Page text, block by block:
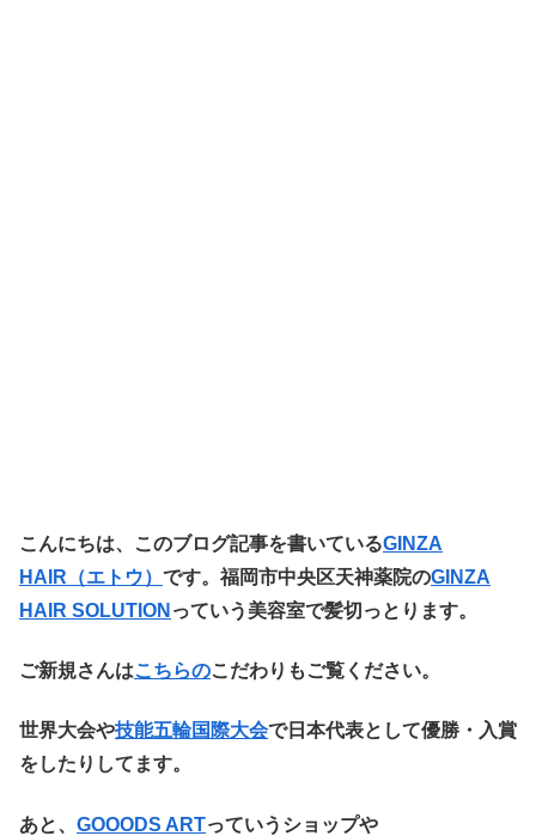
こ んにちは、このブログ記事を書いているGINZA
HAIR（エトウ） です。福岡市中央区天神薬院のGINZA
HAIR SOLUTION っていう美容室で髪切っとります。
ご新規さんはこちらのこだわりもご覧ください。
世界大会や技能五輪国際大会で日本代表として優勝・入賞
をしたりしてます。
あと、 GOOODS ARTっていうショップや